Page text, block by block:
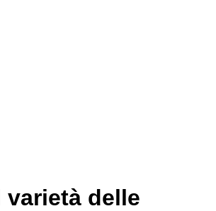
varietà delle